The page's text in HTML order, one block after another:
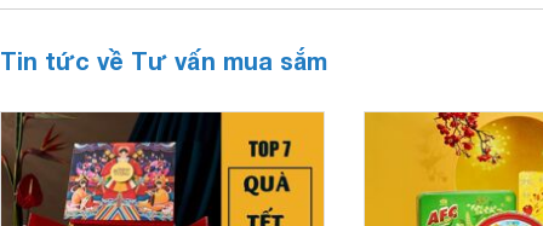
Tin tức về Tư vấn mua sắm